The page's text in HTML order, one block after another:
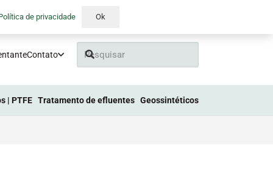
Contato
| PTFE Tratamento de efluentes Geossintéticos
de privacidade Ok